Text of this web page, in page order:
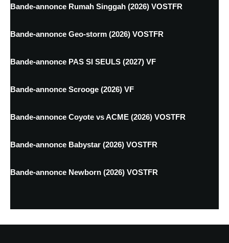
Bande-annonce Rumah Singgah (2026) VOSTFR
Bande-annonce Geo-storm (2026) VOSTFR
Bande-annonce PAS SI SEULS (2027) VF
Bande-annonce Scrooge (2026) VF
Bande-annonce Coyote vs ACME (2026) VOSTFR
Bande-annonce Babystar (2026) VOSTFR
Bande-annonce Newborn (2026) VOSTFR